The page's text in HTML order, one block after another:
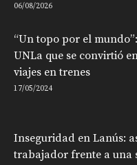
06/08/2026
“Un topo por el
UNLa que se convirtió
viajes en trenes
17/05/2024
Inseguridad en Lanús:
trabajador frente a una